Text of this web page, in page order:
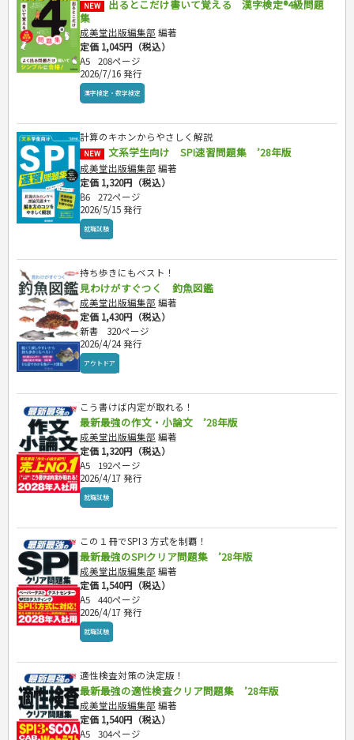
NEW
出るとこだけ書いて覚える 漢字検定®4級問題
集
成美堂出版編集部 編著
定価 1,045円（税込）
A5
208ページ
2026/7/16 発行
漢字検定・数学検定
計算のキホンからやさしく解説
NEW 文系学生向け SPI速習問題集 ’28年版
成美堂出版編集部 編著
定価 1,320円（税込）
B6
272ページ
2026/5/15 発行
就職試験
持ち歩きにもベスト！
見わけがすぐつく 釣魚図鑑
成美堂出版編集部 編著
定価 1,430円（税込）
新書
320ページ
2026/4/24 発行
アウトドア
こう書けば内定が取れる！
最新最強の作文・小論文 ’28年版
成美堂出版編集部 編著
定価 1,320円（税込）
A5
192ページ
2026/4/17 発行
就職試験
この１冊でSPI３方式を制覇！
最新最強のSPIクリア問題集 ’28年版
成美堂出版編集部 編著
定価 1,540円（税込）
A5
440ページ
2026/4/17 発行
就職試験
適性検査対策の決定版！
最新最強の適性検査クリア問題集 ’28年版
成美堂出版編集部 編著
定価 1,540円（税込）
A5
304ページ